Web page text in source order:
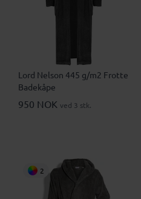
Lord Nelson 445 g/m2 Frotte
Badekåpe
950 NOK ved 3 stk.
2